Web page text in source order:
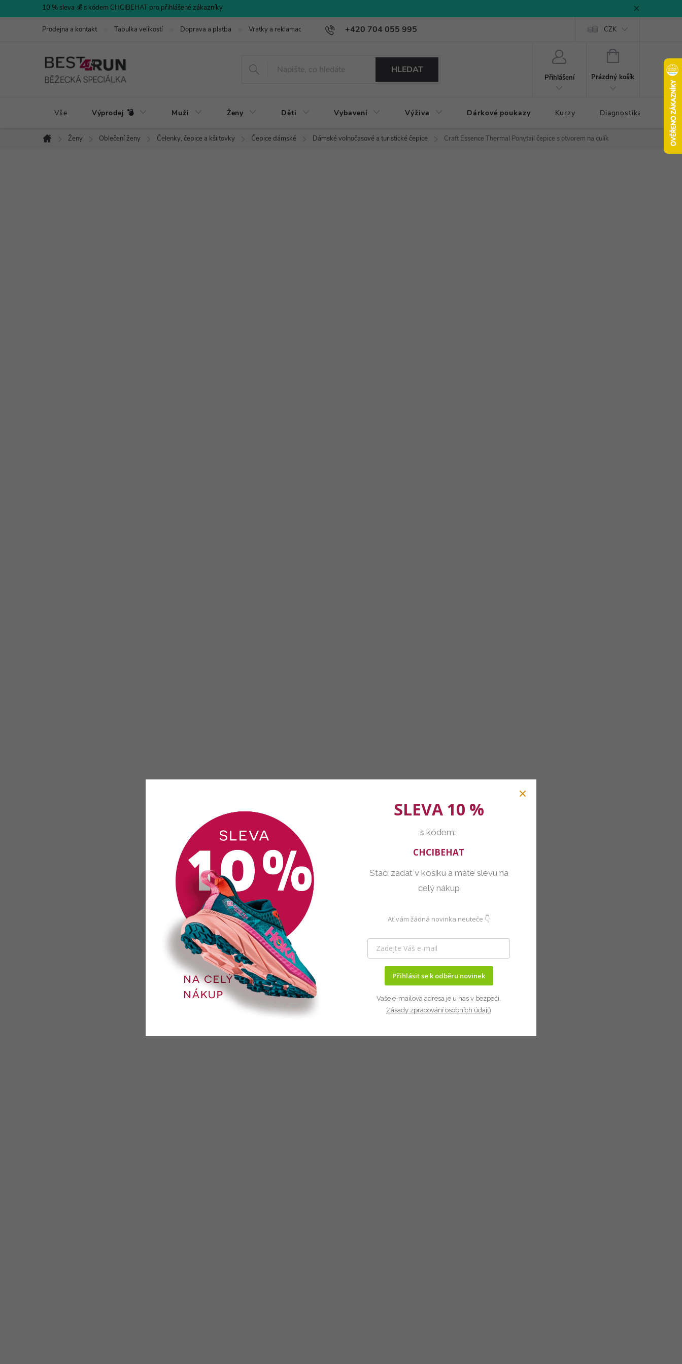
na
10 % sleva 💰 s kódem CHCIBEHAT pro přihlášené zákazníky
+420 704 055 995
Prodejna a kontakt Tabulka velikostí Doprava a platba Vratky a reklamace CZK
HLEDAT
Přihlášení
NÁKUPNÍ
Prázdný košík
Vše Výprodej 💣 Muži Ženy Děti Vybavení Výživa Dárkové poukazy Kurzy Diagnostika došlapu
Domů
Ženy Oblečení ženy Čelenky, čepice a kšiltovky Čepice dámské Dámské volnočasové a turistické čepice Craft Essence Thermal Ponytail čepice s otvorem na culík
SLEVA 10 %
s kódem:
CHCIBEHAT
Stačí zadat v košíku a máte slevu na
celý nákup
Ať vám žádná novinka neuteče 👇
Přihlásit se k odběru novinek
Vaše e-mailová adresa je u nás v bezpečí.
Zásady zpracování osobních údajů